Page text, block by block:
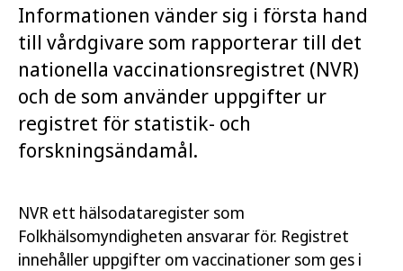
Informationen vänder sig i första hand
till vårdgivare som rapporterar till det
nationella vaccinationsregistret (NVR)
och de som använder uppgifter ur
registret för statistik- och
forskningsändamål.
NVR ett hälsodataregister som
Folkhälsomyndigheten ansvarar för. Registret
innehåller uppgifter om vaccinationer som ges i